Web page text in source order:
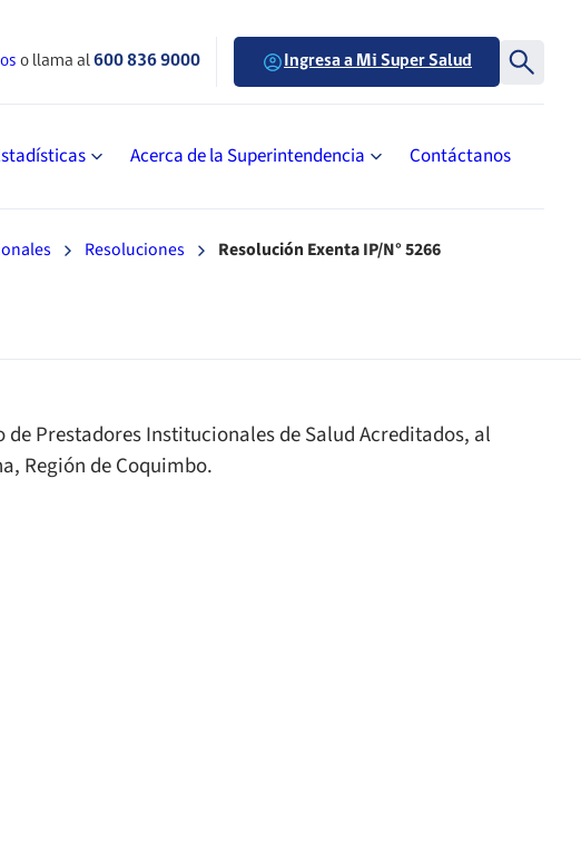
Acerca de la Superintendencia Contáctanos
o llama al600 836 9000 Ingresa a Mi Super Salud
Resoluciones Resolución Exenta IP/N° 5266
Prestadores Institucionales de Salud Acreditados, al
Región de Coquimbo.